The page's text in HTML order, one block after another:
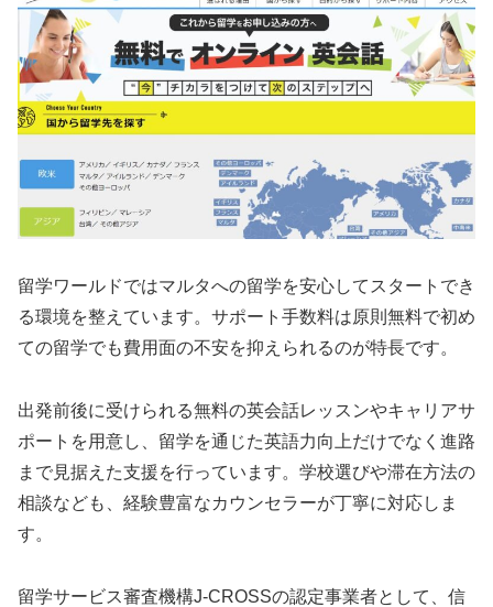
留学ワールドではマルタへの留学を安心してスタートでき
る環境を整えています。サポート手数料は原則無料で初め
ての留学でも費用面の不安を抑えられるのが特長です。
出発前後に受けられる無料の英会話レッスンやキャリアサ
ポートを用意し、留学を通じた英語力向上だけでなく進路
まで見据えた支援を行っています。学校選びや滞在方法の
相談なども、経験豊富なカウンセラーが丁寧に対応しま
す。
留学サービス審査機構J-CROSSの認定事業者として、信